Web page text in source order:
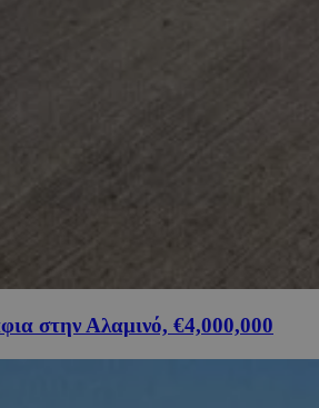
στην Αλαμινό, €4,000,000